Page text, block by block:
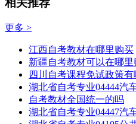
相关推荐
更多 >
江西自考教材在哪里购买
新疆自考教材可以在哪里
四川自考课程免试政策有
湖北省自考专业04444汽
自考教材全国统一的吗
湖北省自考专业04447汽